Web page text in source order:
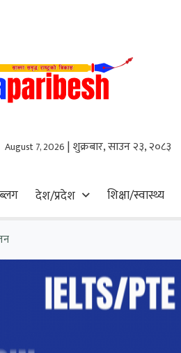
August 7, 2026 | शुक्रबार, साउन २३, २०८३
देश/प्रदेश शिक्षा/स्वास्थ्य